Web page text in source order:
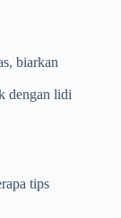
biarkan
dengan lidi
tips